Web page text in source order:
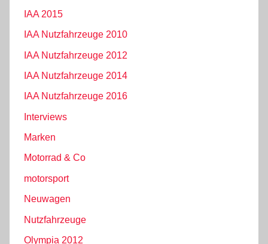
IAA 2015
IAA Nutzfahrzeuge 2010
IAA Nutzfahrzeuge 2012
IAA Nutzfahrzeuge 2014
IAA Nutzfahrzeuge 2016
Interviews
Marken
Motorrad & Co
motorsport
Neuwagen
Nutzfahrzeuge
Olympia 2012